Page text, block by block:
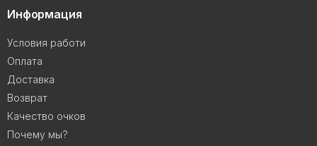
Информация
Условия работи
Оплата
Доставка
Возврат
Качество очков
Почему мы?